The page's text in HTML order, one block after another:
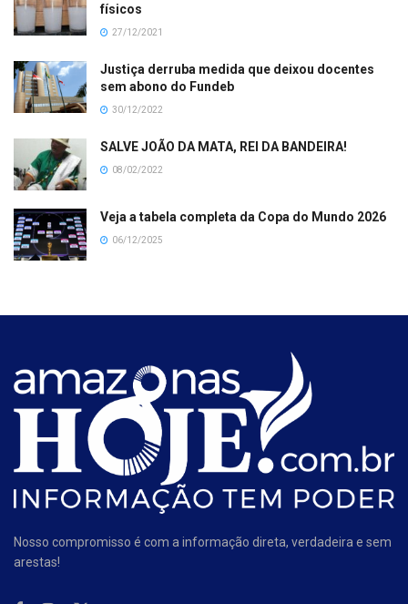
físicos
27/12/2021
Justiça derruba medida que deixou docentes
sem abono do Fundeb
30/12/2022
SALVE JOÃO DA MATA, REI DA BANDEIRA!
08/02/2022
Veja a tabela completa da Copa do Mundo 2026
06/12/2025
Nosso compromisso é com a informação direta, verdadeira e sem
arestas!